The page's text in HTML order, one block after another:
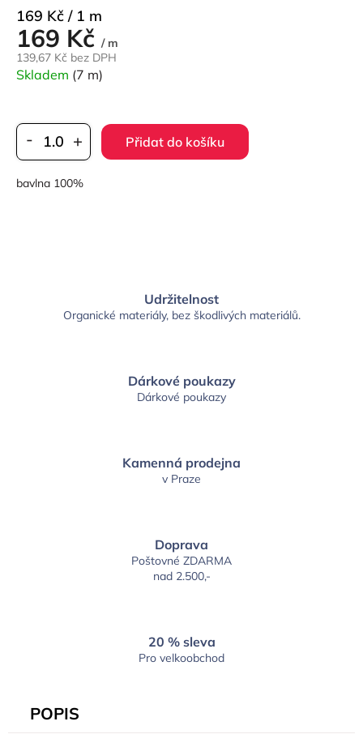
169 Kč / m
139,67 Kč bez DPH
Měrná
cena:
169 Kč / 1 m
Skladem (7 m)
Přidat do košíku
bavlna 100%
Udržitelnost
Organické materiály, bez škodlivých materiálů.
Dárkové poukazy
Dárkové poukazy
Kamenná prodejna
v Praze
Doprava
Poštovné ZDARMA
nad 2.500,-
20 % sleva
Pro velkoobchod
POPIS